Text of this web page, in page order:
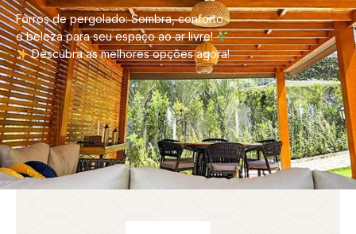
Forros de pergolado: Sombra, conforto
e beleza para seu espaço ao ar livre!
Descubra as melhores opções agora!